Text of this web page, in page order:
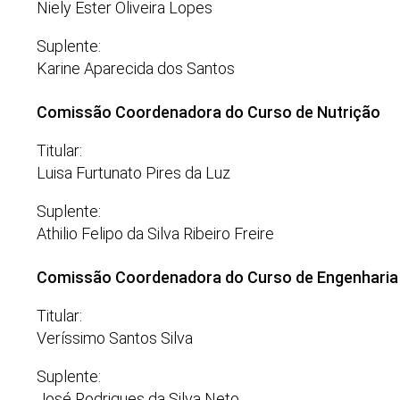
Niely Ester Oliveira Lopes
Suplente:
Karine Aparecida dos Santos
Comissão Coordenadora do Curso de Nutrição
Titular:
Luisa Furtunato Pires da Luz
Suplente:
Athilio Felipo da Silva Ribeiro Freire
Comissão Coordenadora do Curso de
Titular:
Veríssimo Santos Silva
Suplente: